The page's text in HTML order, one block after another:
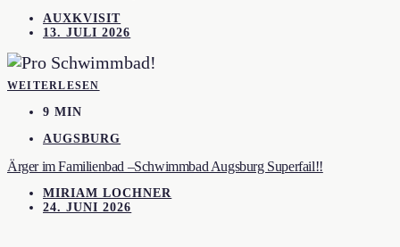
AUXKVISIT
13. JULI 2026
WEITERLESEN
9 MIN
AUGSBURG
Ärger im Familienbad –Schwimmbad Augsburg Superfail!!
MIRIAM LOCHNER
24. JUNI 2026